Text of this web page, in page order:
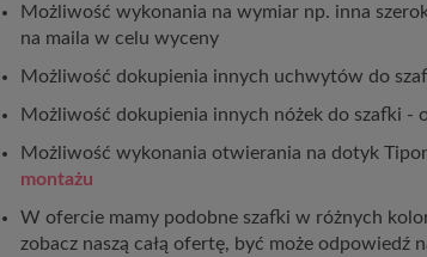
Możliwość wykonania na wymiar np. inna
na maila w celu wyceny
Możliwość dokupienia innych uchwytów do
Możliwość dokupienia innych nóżek do szafki -
Możliwość wykonania otwierania na dotyk
montażu
W ofercie mamy podobne szafki w różnych
zobacz naszą całą ofertę, być może odpowiedź